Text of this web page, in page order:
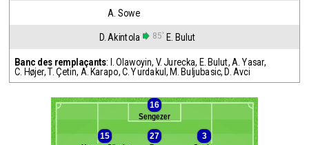
A. Sowe
D. Akintola 85' E. Bulut
Banc des remplaçants: I. Olawoyin, V. Jurecka, E. Bulut, A. Yasar,
C. Højer,T. Çetin, A. Karapo,C. Yurdakul , M. Buljubasic, D. Avci